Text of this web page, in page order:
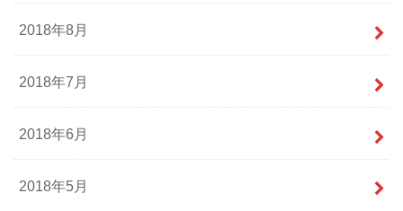
2018年8月
2018年7月
2018年6月
2018年5月